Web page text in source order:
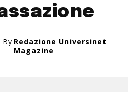
By Redazione Universinet
Magazine